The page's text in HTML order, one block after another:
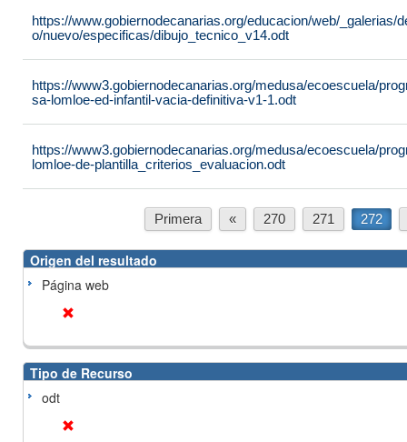
https://www.gobiernodecanarias.org/educacion/web/
o/nuevo/especificas/dibujo_tecnico_v14.odt
https://www3.gobiernodecanarias.org/medusa/ecoescuela/
sa-lomloe-ed-infantil-vacia-definitiva-v1-1.odt
https://www3.gobiernodecanarias.org/medusa/ecoescuela/
lomloe-de-plantilla_criterios_evaluacion.odt
Primera « 270 271 272
Origen del resultado
Página web
Tipo de Recurso
odt